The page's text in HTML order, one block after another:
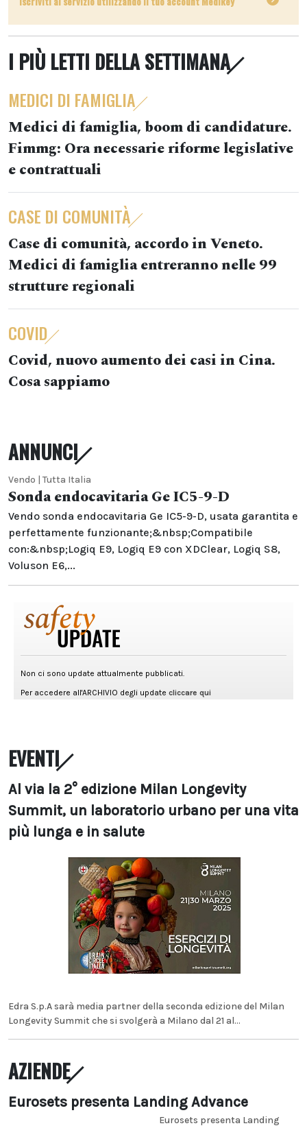
I PIÙ LETTI DELLA SETTIMANA
MEDICI DI FAMIGLIA
Medici di famiglia, boom di candidature.
Fimmg: Ora necessarie riforme legislative
e contrattuali
CASE DI COMUNITÀ
Case di comunità, accordo in Veneto.
Medici di famiglia entreranno nelle 99
strutture regionali
COVID
Covid, nuovo aumento dei casi in Cina.
Cosa sappiamo
ANNUNCI
Vendo | Tutta Italia
Sonda endocavitaria Ge IC5-9-D
Vendo sonda endocavitaria Ge IC5-9-D, usata garantita e
perfettamente funzionante;&nbsp;Compatibile
con:&nbsp;Logiq E9, Logiq E9 con XDClear, Logiq S8,
Voluson E6,...
EVENTI
Al via la 2° edizione Milan Longevity
Summit, un laboratorio urbano per una vita
più lunga e in salute
Edra S.p.A sarà media partner della seconda edizione del Milan
Longevity Summit che si svolgerà a Milano dal 21 al...
AZIENDE
Eurosets presenta Landing Advance
Eurosets presenta Landing